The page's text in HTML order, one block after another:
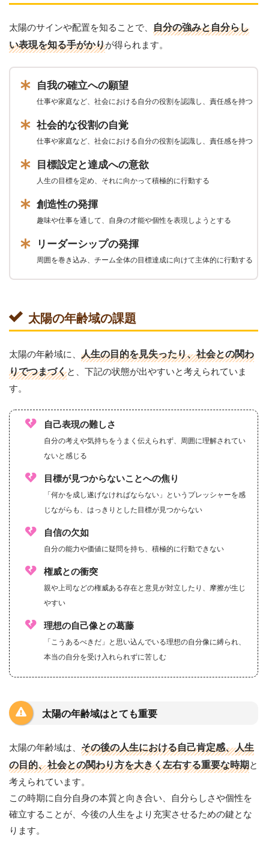
太陽のサインや配置を知ることで、 自分の強みと自分らし
い表現を知る手がかりが得られます。
自我の確立への願望
仕事や家庭など、社会における自分の役割を認識し、責任感を持つ
社会的な役割の自覚
仕事や家庭など、社会における自分の役割を認識し、責任感を持つ
目標設定と達成への意欲
人生の目標を定め、それに向かって積極的に行動する
創造性の発揮
趣味や仕事を通して、自身の才能や個性を表現しようとする
リーダーシップの発揮
周囲を巻き込み、チーム全体の目標達成に向けて主体的に行動する
太陽の年齢域の課題
太陽の年齢域に、 人生の目的を見失ったり、社会との関わ
りでつまづくと、下記の状態が出やすいと考えられていま
す。
自己表現の難しさ
自分の考えや気持ちをうまく伝えられず、周囲に理解されてい
ないと感じる
目標が見つからないことへの焦り
「何かを成し遂げなければならない」というプレッシャーを感
じながらも、はっきりとした目標が見つからない
自信の欠如
自分の能力や価値に疑問を持ち、積極的に行動できない
権威との衝突
親や上司などの権威ある存在と意見が対立したり、摩擦が生じ
やすい
理想の自己像との葛藤
「こうあるべきだ」と思い込んでいる理想の自分像に縛られ、
本当の自分を受け入れられずに苦しむ
太陽の年齢域はとても重要
太陽の年齢域は、 その後の人生における自己肯定感、人生
の目的、社会との関わり方を大きく左右する重要な時期と
考えられています。
この時期に自分自身の本質と向き合い、自分らしさや個性を
確立することが、今後の人生をより充実させるための鍵とな
ります。